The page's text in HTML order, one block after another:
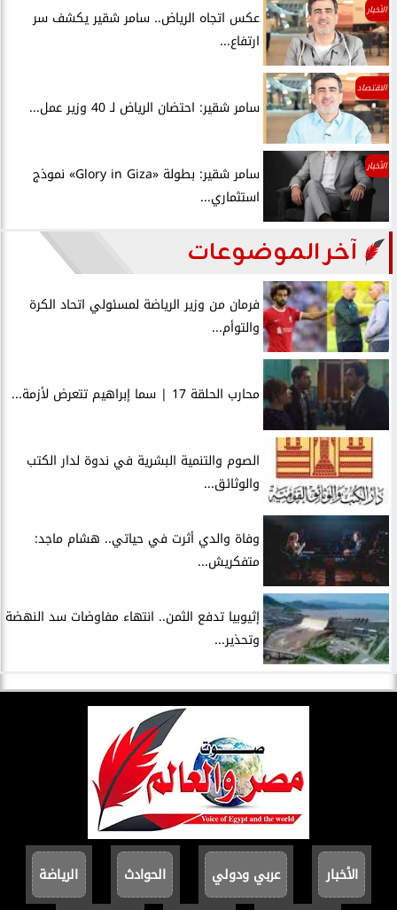
الأخبار
عكس اتجاه الرياض.. سامر شقير يكشف سر
ارتفاع...
الاقتصاد
سامر شقير: احتضان الرياض لـ 40 وزير عمل...
الأخبار
سامر شقير: بطولة «Glory in Giza» نموذج
استثماري...
آخر الموضوعات
فرمان من وزير الرياضة لمسئولي اتحاد الكرة
والتوأم...
محارب الحلقة 17 | سما إبراهيم تتعرض لأزمة...
الصوم والتنمية البشرية في ندوة لدار الكتب
والوثائق...
وفاة والدي أثرت في حياتي.. هشام ماجد:
متفكريش...
إثيوبيا تدفع الثمن.. انتهاء مفاوضات سد النهضة
وتحذير...
الأخبار عربي ودولي الحوادث الرياضة